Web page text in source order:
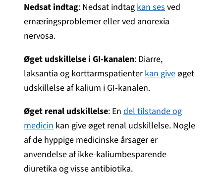
Nedsat indtag: Nedsat indtagkan sesved
ernæringsproblemer eller ved anorexia
nervosa.
Øget udskillelse i GI-kanalen: Diarre,
laksantia og korttarmspatienterkan giveøget
udskillelse af kalium i GI-kanalen.
Øget renal udskillelse: En del tilstande og
medicin kan give øget renal udskillelse. Nogle
af de hyppige medicinske årsager er
anvendelse af ikke-kaliumbesparende
diuretika og visse antibiotika.